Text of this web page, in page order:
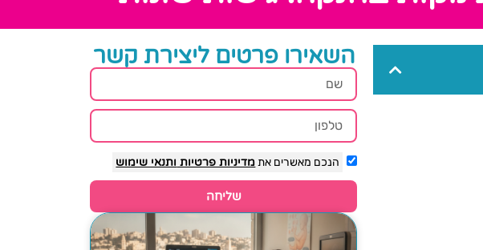
השאירו פרטים ליצירת קשר
הנכם מאשרים אתמדיניות פרטיות ותנאי שימוש
שליחה